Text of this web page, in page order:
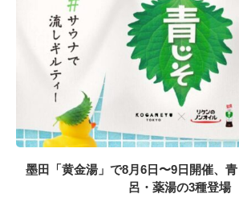
墨田「黄金湯」で8月6日〜9日開催、
呂・薬湯の3種登場